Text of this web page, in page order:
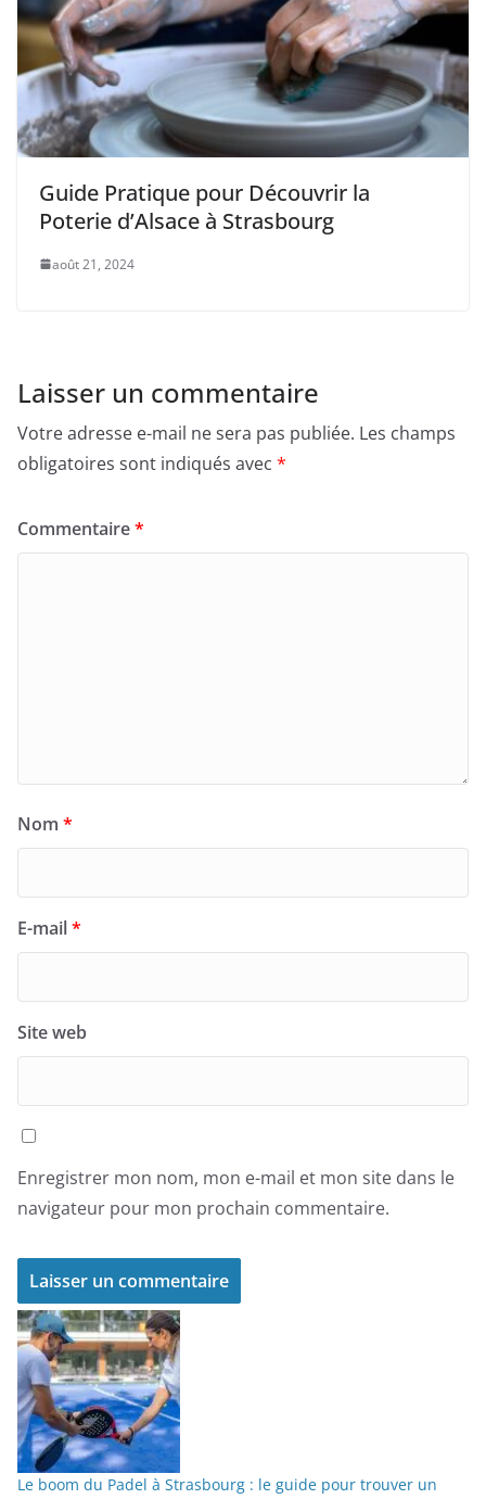
Guide Pratique pour Découvrir la
Poterie d’Alsace à Strasbourg
août 21, 2024
Laisser un commentaire
Votre adresse e-mail ne sera pas publiée. Les champs
obligatoires sont indiqués avec *
Commentaire*
Nom *
E-mail*
Site web
Enregistrer mon nom, mon e-mail et mon site dans le
navigateur pour mon prochain commentaire.
Le boom du Padel à Strasbourg : le guide pour trouver un